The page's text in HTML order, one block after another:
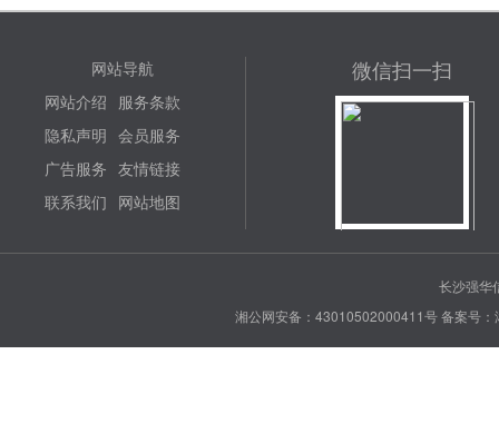
网站导航
网站介绍 服务条款
隐私声明 会员服务
广告服务 友情链接
联系我们 网站地图
微信扫一扫
长沙强华
湘公网安备：43010502000411号备案号